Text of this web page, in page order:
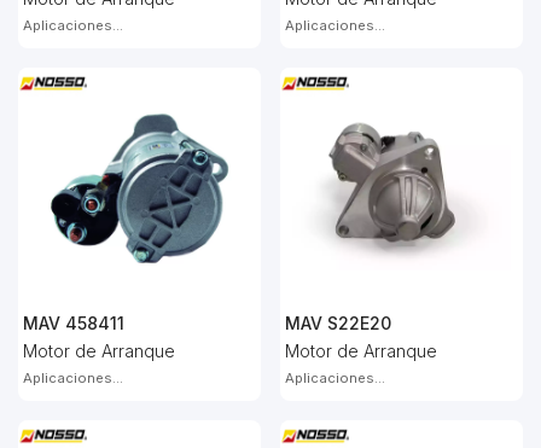
Aplicaciones... Aplicaciones...
MAV 458411
Motor de Arranque
Aplicaciones...
MAV S22E20
Motor de Arranque
Aplicaciones...